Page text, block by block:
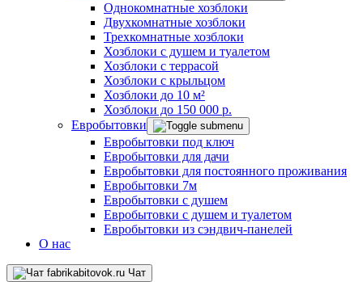
Однокомнатные хозблоки
Двухкомнатные хозблоки
Трехкомнатные хозблоки
Хозблоки с душем и туалетом
Хозблоки с террасой
Хозблоки с крыльцом
Хозблоки до 10 м²
Хозблоки до 150 000 р.
Евробытовки
Евробытовки под ключ
Евробытовки для дачи
Евробытовки для постоянного проживания
Евробытовки 7м
Евробытовки с душем
Евробытовки с душем и туалетом
Евробытовки из сэндвич-панелей
О нас
Чат